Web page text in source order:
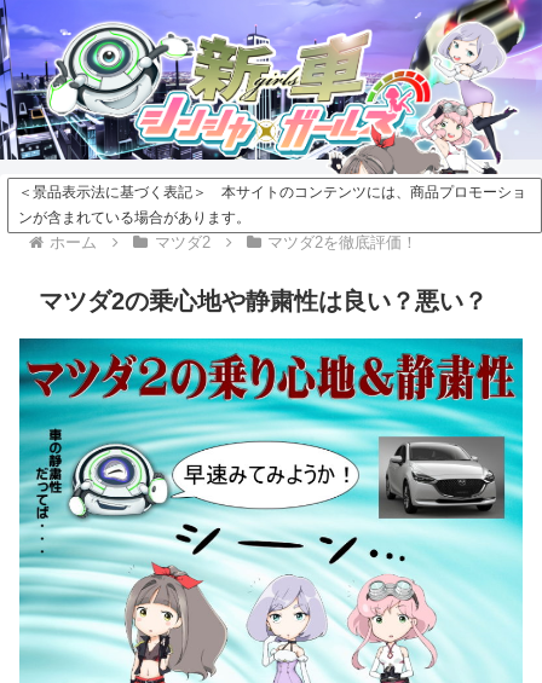
＜景品表示法に基づく表記＞ 本サイトのコンテンツには、商品プロモーショ
ンが含まれている場合があります。
ホーム マツダ2 マツダ2を徹底評価！
マツダ2の乗心地や静粛性は良い？悪い？